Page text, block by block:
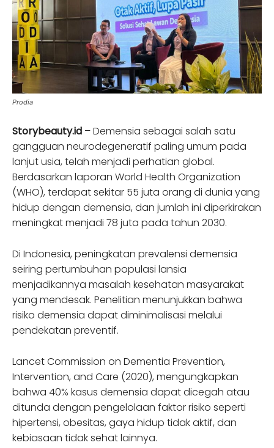
Prodia
Storybeauty.id – Demensia sebagai salah satu
gangguan neurodegeneratif paling umum pada
lanjut usia, telah menjadi perhatian global.
Berdasarkan laporan World Health Organization
(WHO), terdapat sekitar 55 juta orang di dunia yang
hidup dengan demensia, dan jumlah ini diperkirakan
meningkat menjadi 78 juta pada tahun 2030.
Di Indonesia, peningkatan prevalensi demensia
seiring pertumbuhan populasi lansia
menjadikannya masalah kesehatan masyarakat
yang mendesak. Penelitian menunjukkan bahwa
risiko demensia dapat diminimalisasi melalui
pendekatan preventif.
Lancet Commission on Dementia Prevention,
Intervention, and Care (2020), mengungkapkan
bahwa 40% kasus demensia dapat dicegah atau
ditunda dengan pengelolaan faktor risiko seperti
hipertensi, obesitas, gaya hidup tidak aktif, dan
kebiasaan tidak sehat lainnya.